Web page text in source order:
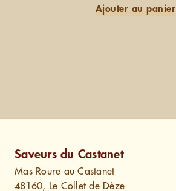
Ajouter au panier
Saveurs du Castanet
Mas Roure au Castanet
48160, Le Collet de Dèze